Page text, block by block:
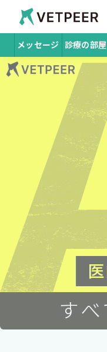
メッセージ 診療の部屋